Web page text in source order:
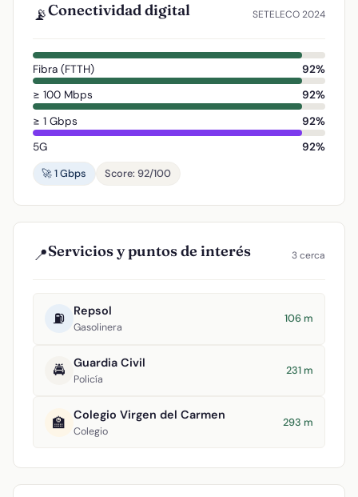
📡Conectividad digital SETELECO 2024
Fibra (FTTH)
92%
≥ 100 Mbps
92%
≥ 1 Gbps
92%
5G
92%
🚀 1 Gbps
Score: 92/100
📍Servicios y puntos de interés 3 cerca
⛽ Repsol
Gasolinera
106 m
🚔 Guardia Civil
Policía
231 m
🏫 Colegio Virgen del Carmen
Colegio
293 m